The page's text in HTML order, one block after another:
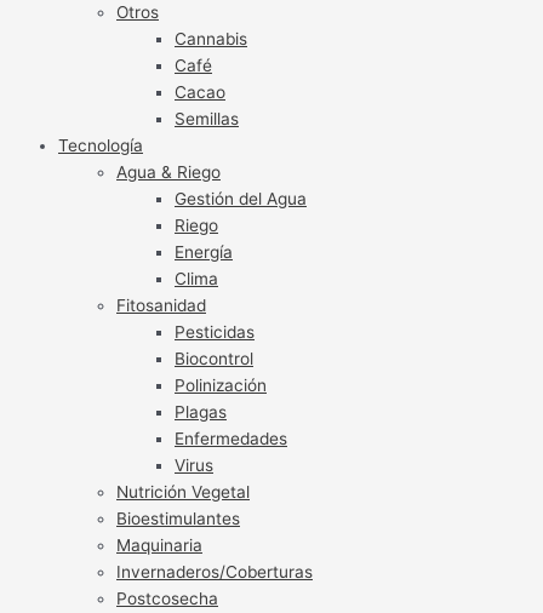
Otros
Cannabis
Café
Cacao
Semillas
Tecnología
Agua & Riego
Gestión del Agua
Riego
Energía
Clima
Fitosanidad
Pesticidas
Biocontrol
Polinización
Plagas
Enfermedades
Virus
Nutrición Vegetal
Bioestimulantes
Maquinaria
Invernaderos/Coberturas
Postcosecha